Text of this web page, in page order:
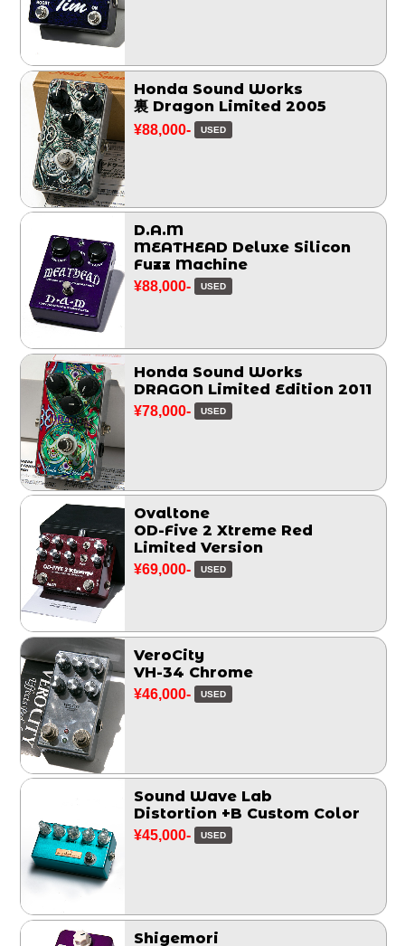
Honda Sound Works
裏 Dragon Limited 2005
¥88,000- USED
D.A.M
MEATHEAD Deluxe Silicon
Fuzz Machine
¥88,000- USED
Honda Sound Works
DRAGON Limited Edition 2011
¥78,000- USED
Ovaltone
OD-Five 2 Xtreme Red
Limited Version
¥69,000- USED
VeroCity
VH-34 Chrome
¥46,000- USED
Sound Wave Lab
Distortion +B Custom Color
¥45,000- USED
Shigemori